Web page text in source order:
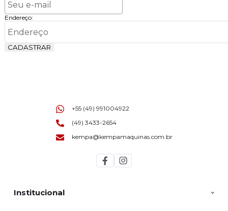
Endereço:
CADASTRAR
Institucional
+55 (49) 991004922
(49) 3433-2654
kempa@kempamaquinas.com.br